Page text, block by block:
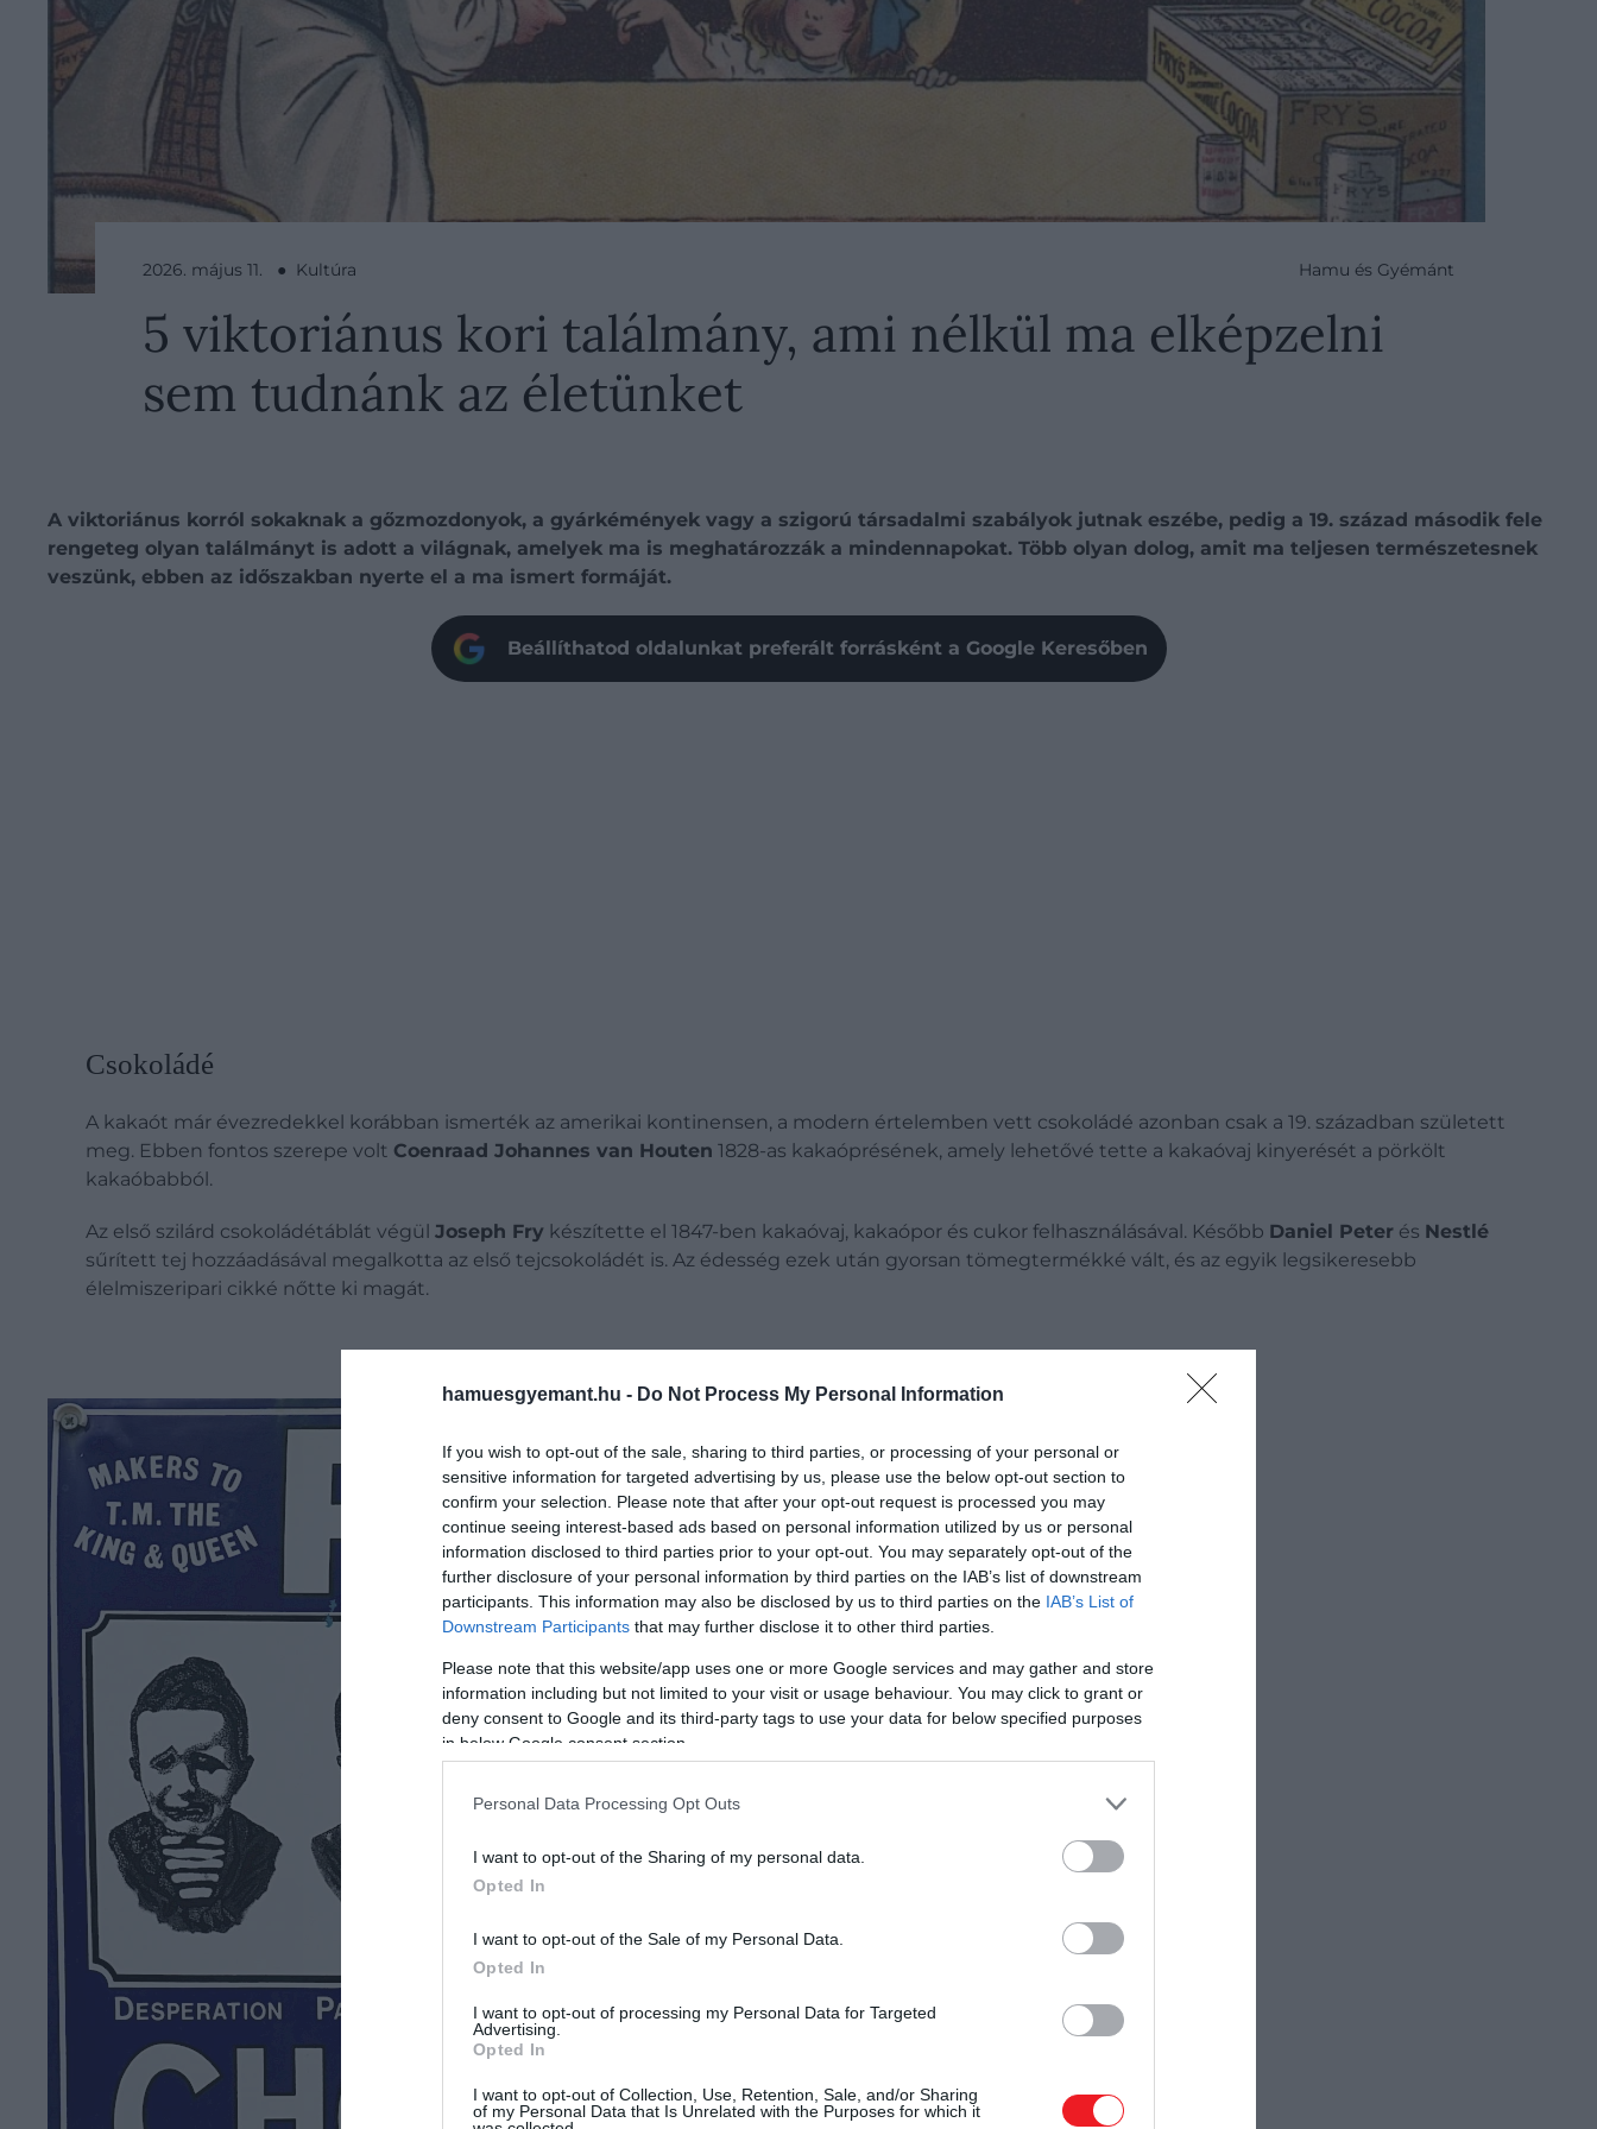
hamuesgyemant.hu - Do Not Process My Personal Information
If you wish to opt-out of the sale, sharing to third parties, or processing of your personal or
sensitive information for targeted advertising by us, please use the below opt-out section to
confirm your selection. Please note that after your opt-out request is processed you may
continue seeing interest-based ads based on personal information utilized by us or personal
information disclosed to third parties prior to your opt-out. You may separately opt-out of the
further disclosure of your personal information by third parties on the IAB’s list of downstream
participants. This information may also be disclosed by us to third parties on the IAB’s List of
Downstream Participants that may further disclose it to other third parties.
Please note that this website/app uses one or more Google services and may gather and store
information including but not limited to your visit or usage behaviour. You may click to grant or
deny consent to Google and its third-party tags to use your data for below specified purposes
in below Google consent section.
Personal Data Processing Opt Outs
I want to opt-out of the Sharing of my personal data.
Opted In
I want to opt-out of the Sale of my Personal Data.
Opted In
I want to opt-out of processing my Personal Data for Targeted
Advertising.
Opted In
I want to opt-out of Collection, Use, Retention, Sale, and/or Sharing
of my Personal Data that Is Unrelated with the Purposes for which it
2026. május 11. ● Kultúra Hamu és Gyémánt
5 viktoriánus kori találmány, ami nélkül ma elképzelni
sem tudnánk az életünket
A viktoriánus korról sokaknak a gőzmozdonyok, a gyárkémények vagy a szigorú társadalmi szabályok jutnak eszébe, pedig a 19. század második fele
rengeteg olyan találmányt is adott a világnak, amelyek ma is meghatározzák a mindennapokat. Több olyan dolog, amit ma teljesen természetesnek
veszünk, ebben az időszakban nyerte el a ma ismert formáját.
Beállíthatod oldalunkat preferált forrásként a Google Keresőben
Csokoládé
A kakaót már évezredekkel korábban ismerték az amerikai kontinensen, a modern értelemben vett csokoládé azonban csak a 19. században született
meg. Ebben fontos szerepe volt Coenraad Johannes van Houten 1828-as kakaóprésének, amely lehetővé tette a kakaóvaj kinyerését a pörkölt
kakaóbabból.
Az első szilárd csokoládétáblát végül Joseph Fry készítette el 1847-ben kakaóvaj, kakaópor és cukor felhasználásával. Később Daniel Peter és Nestlé
sűrített tej hozzáadásával megalkotta az első tejcsokoládét is. Az édesség ezek után gyorsan tömegtermékké vált, és az egyik legsikeresebb
élelmiszeripari cikké nőtte ki magát.